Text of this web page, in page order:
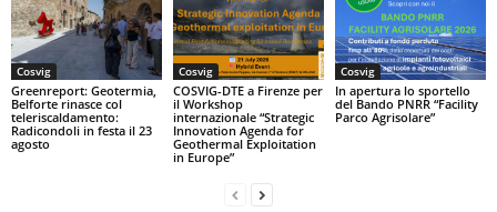
Cosvig
Greenreport: Geotermia,
Belforte rinasce col
teleriscaldamento:
Radicondoli in festa il 23
agosto
Cosvig
COSVIG-DTE a Firenze per
il Workshop
internazionale “Strategic
Innovation Agenda for
Geothermal Exploitation
in Europe”
Cosvig
In apertura lo sportello
del Bando PNRR “Facility
Parco Agrisolare”